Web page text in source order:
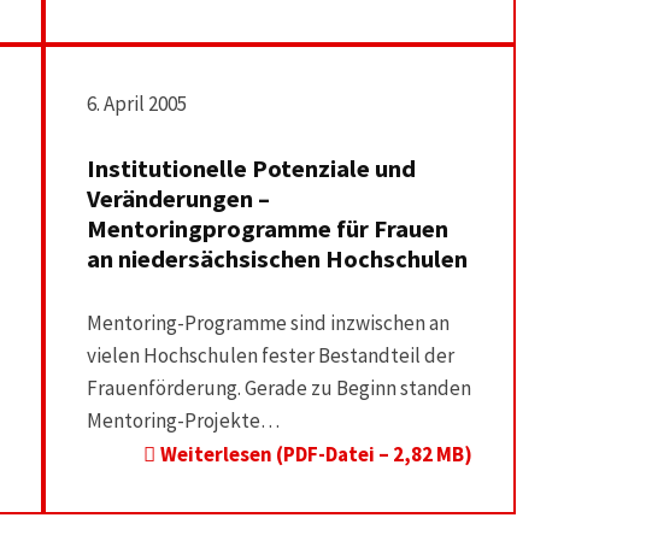
6. April 2005
Institutionelle Potenziale und
Veränderungen –
Mentoringprogramme für Frauen
an niedersächsischen Hochschulen
Mentoring-Programme sind inzwischen an
vielen Hochschulen fester Bestandteil der
Frauenförderung. Gerade zu Beginn standen
Mentoring-Projekte…
Weiterlesen (PDF-Datei – 2,82 MB)